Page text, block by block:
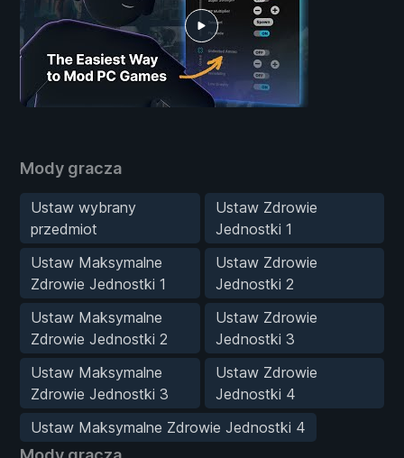
Mody gracza
Ustaw wybrany
przedmiot
Ustaw Zdrowie
Jednostki 1
Ustaw Maksymalne
Zdrowie Jednostki 1
Ustaw Zdrowie
Jednostki 2
Ustaw Maksymalne
Zdrowie Jednostki 2
Ustaw Zdrowie
Jednostki 3
Ustaw Maksymalne
Zdrowie Jednostki 3
Ustaw Zdrowie
Jednostki 4
Ustaw Maksymalne Zdrowie Jednostki 4